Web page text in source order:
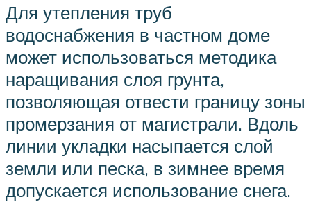
Для утепления труб
водоснабжения в частном доме
может использоваться методика
наращивания слоя грунта,
позволяющая отвести границу зоны
промерзания от магистрали. Вдоль
линии укладки насыпается слой
земли или песка, в зимнее время
допускается использование снега.